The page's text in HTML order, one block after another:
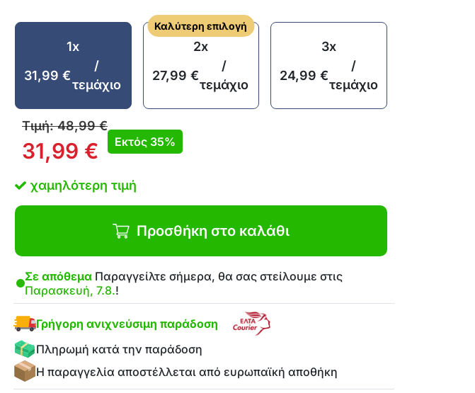
1x
31,99 €
/
τεμάχιο
Καλύτερη επιλογή
2x
27,99 €
/
τεμάχιο
3x
24,99€
/
τεμάχιο
Τιμή:48,99€
31,99 € Εκτός 35%
χαμηλότερη τιμή
Προσθήκη στο καλάθι
Σε απόθεμα Παραγγείλτε σήμερα, θα σας στείλουμε στις
Παρασκευή, 7.8.!
Γρήγορη ανιχνεύσιμη παράδοση
Πληρωμή κατά την παράδοση
Η παραγγελία αποστέλλεται από ευρωπαϊκή αποθήκη